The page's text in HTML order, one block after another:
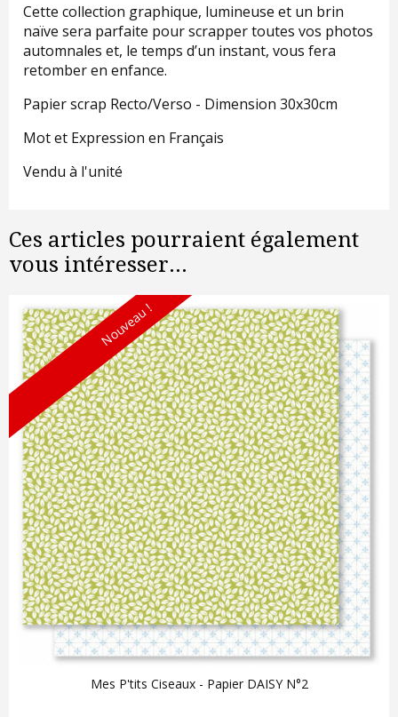
Cette collection graphique, lumineuse et un brin
naïve sera parfaite pour scrapper toutes vos photos
automnales et, le temps d’un instant, vous fera
retomber en enfance.
Papier scrap Recto/Verso - Dimension 30x30cm
Mot et Expression en Français
Vendu à l'unité
Ces articles pourraient également
vous intéresser...
Nouveau !
Mes P'tits Ciseaux - Papier DAISY N°2